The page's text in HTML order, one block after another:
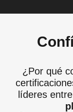
¿Por qué
líderes